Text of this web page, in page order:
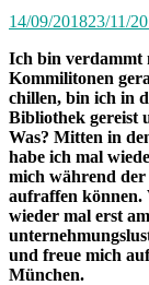
14/09/201823/11/
Ich bin verdammt
Kommilitonen
chillen, bin ich in
Bibliothek gereist
Was? Mitten in
habe ich mal
mich während
aufraffen können.
wieder mal erst
und freue mich
München.